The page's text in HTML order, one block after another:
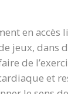
en
jeux, dans
de
et